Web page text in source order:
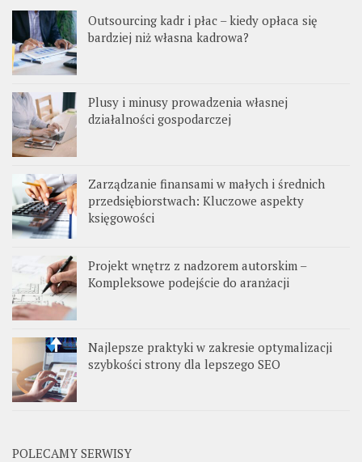
Outsourcing kadr i płac – kiedy opłaca się
bardziej niż własna kadrowa?
Plusy i minusy prowadzenia własnej
działalności gospodarczej
Zarządzanie finansami w małych i średnich
przedsiębiorstwach: Kluczowe aspekty
księgowości
Projekt wnętrz z nadzorem autorskim –
Kompleksowe podejście do aranżacji
Najlepsze praktyki w zakresie optymalizacji
szybkości strony dla lepszego SEO
POLECAMY SERWISY